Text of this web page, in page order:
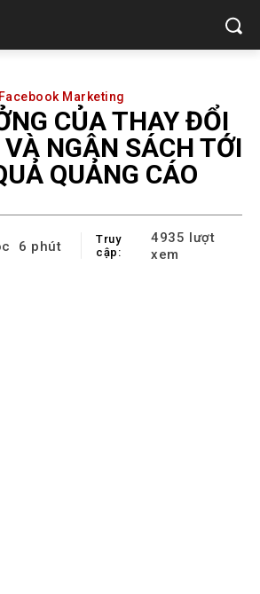
Facebook Marketing
CỦA THAY ĐỔI
NGÂN SÁCH TỚI
QUẢNG CÁO
6 phút
Truy
cập:
4935 lượt
xem